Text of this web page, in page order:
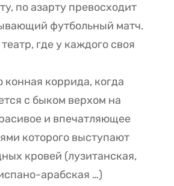
по азарту превосходит
футбольный матч.
где у каждого своя
конная коррида, когда
с быком верхом на
и впечатляющее
которого выступают
кровей (лузитанская,
арабская …)